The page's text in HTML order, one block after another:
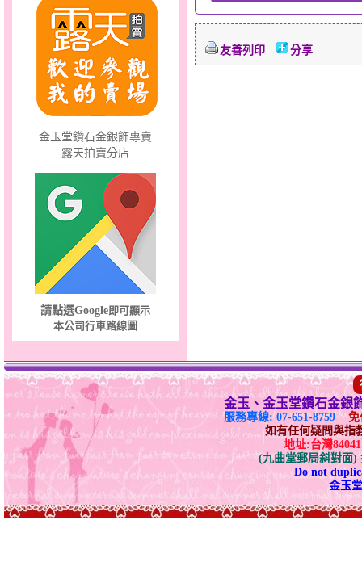
只愛你～男黃金戒指
天真Rody～金銀鋼套鍊
金玉堂鑽石金銀飾專賣
露天拍賣分店
請點選Google即可顯示
本公司行車路線圖
友善列印 分享
金玉、金玉堂鑽石金銀
服務專線: 07-651-8759
免
如有任何疑問與指
地址:台灣
(九曲堂郵局斜對面)
Do not
金玉